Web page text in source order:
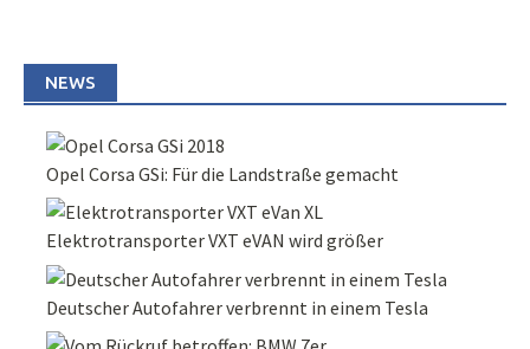
NEWS
Opel Corsa GSi: Für die Landstraße gemacht
Elektrotransporter VXT eVAN wird größer
Deutscher Autofahrer verbrennt in einem Tesla